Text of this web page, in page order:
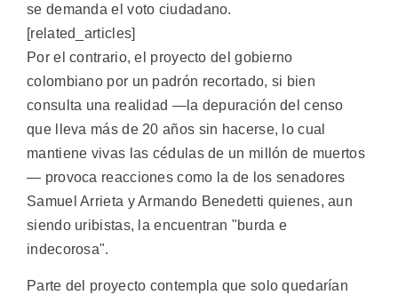
se demanda el voto ciudadano.
[related_articles]
Por el contrario, el proyecto del gobierno
colombiano por un padrón recortado, si bien
consulta una realidad —la depuración del censo
que lleva más de 20 años sin hacerse, lo cual
mantiene vivas las cédulas de un millón de muertos
— provoca reacciones como la de los senadores
Samuel Arrieta y Armando Benedetti quienes, aun
siendo uribistas, la encuentran "burda e
indecorosa".
Parte del proyecto contempla que solo quedarían